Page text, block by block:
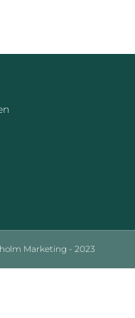
Marketing - 2023